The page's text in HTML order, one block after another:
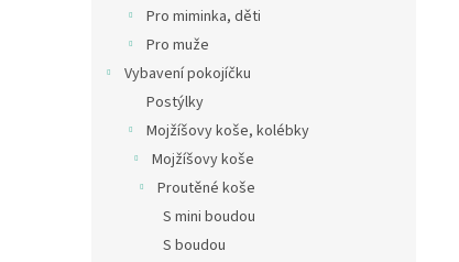
Pro miminka, děti
Pro muže
Vybavení pokojíčku
Postýlky
Mojžíšovy koše, kolébky
Mojžíšovy koše
Proutěné koše
S mini boudou
S boudou